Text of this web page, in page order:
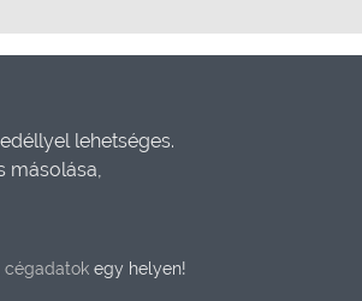
lehetséges.
másolása,
cégadatok egy helyen!